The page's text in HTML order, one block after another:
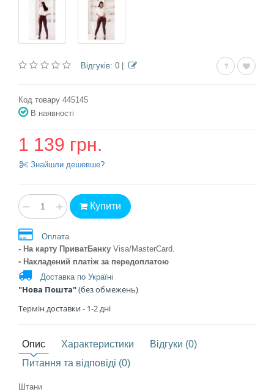
Відгуків: 0
Код товару 445145
В наявності
1 139 грн.
Знайшли дешевше?
− + Купити
Оплата
- На карту ПриватБанку Visa/MasterCard.
- Накладений платіж за передоплатою
Доставка по Україні
"Нова Пошта"(без обмежень)
Терміндоставки - 1-2 дні
Опис Характеристики
Відгуки (0)
Питання та відповіді (0)
Штани